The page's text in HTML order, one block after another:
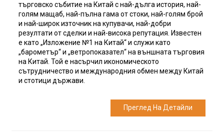
търговско събитие на Китай с най-дълга история, най-
голям мащаб, най-пълна гама от стоки, най-голям брой
и най-широк източник на купувачи, най-добри
резултати от сделки и най-висока репутация. Известен
е като „Изложение №1 на Китай“ и служи като
„барометър“ и „ветропоказател“ на външната търговия
на Китай. Той е насърчил икономическото
сътрудничество и международния обмен между Китай
и стотици държави.
Преглед На Детайли